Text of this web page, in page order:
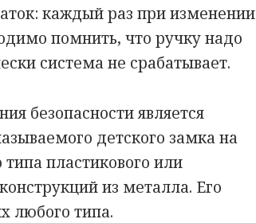
каждый раз при изменении
помнить, что ручку надо
система не срабатывает.
безопасности является
детского замка на
пластикового или
из металла. Его
любого типа.